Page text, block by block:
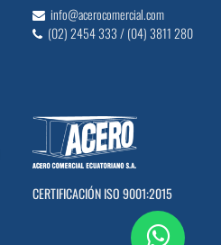
info@acerocomercial.com
(02) 2454 333 / (04) 3811 280
CERTIFICACIÓN ISO 9001:2015